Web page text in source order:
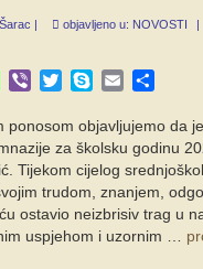
| objavljeno u: NOVOSTI |
WhatsApp
Viber TwitterSkypeEmail
ponosom objavljujemo da
za školsku godinu
Tijekom cijelog
trudom, znanjem,
ostavio neizbrisiv trag u
uspjehom i uzornim …